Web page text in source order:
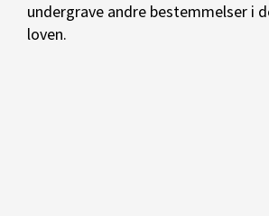
undergrave andre bestemmelser i
loven.